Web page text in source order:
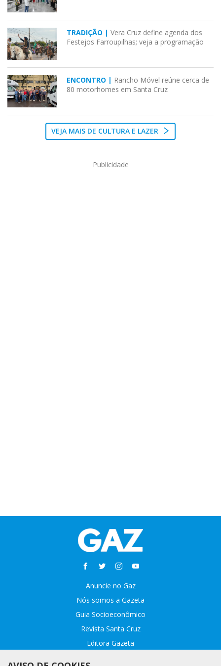
TRADIÇÃO | Vera Cruz define agenda dos
Festejos Farroupilhas; veja a programação
ENCONTRO | Rancho Móvel reúne cerca de
80 motorhomes em Santa Cruz
VEJA MAIS DE CULTURA E LAZER
Publicidade
Anuncie no Gaz
Nós somos a Gazeta
Guia Socioeconômico
Revista Santa Cruz
Editora Gazeta